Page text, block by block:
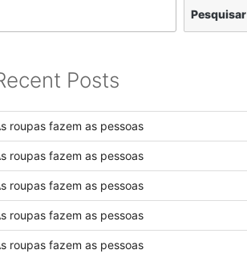
Pesquisar
Posts
roupas fazem as pessoas
roupas fazem as pessoas
roupas fazem as pessoas
roupas fazem as pessoas
roupas fazem as pessoas